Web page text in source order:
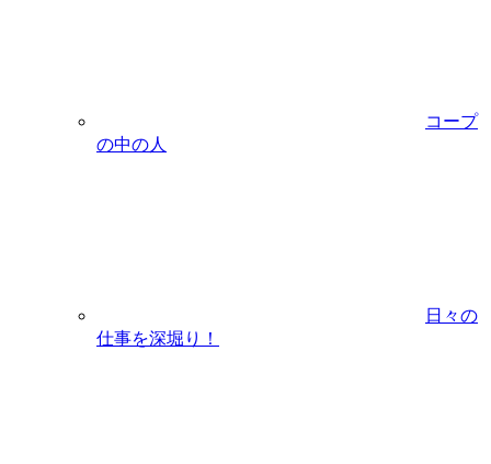
コープ
の中の人
日々の
仕事を深堀り！